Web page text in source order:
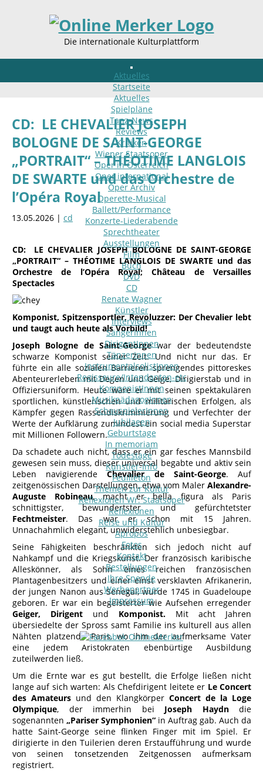
Die internationale Kulturplattform
Aktuelles
Startseite
Aktuelles
Spielpläne
Tanz-News
Reviews
Kritiken
Wiener Staatsoper
Oper in Österreich
Oper international
Oper Archiv
Operette-Musical
Ballett/Performance
Konzerte-Liederabende
Sprechtheater
Ausstellungen
Film
Buch
DVD
CD
Renate Wagner
Künstler
Interviews
SängerInnen
DirigentInnen
TänzerInnen
InstrumentalsolistInnen
Regisseure/Intendanten-etc
KomponistInnen
MusikpädagogInnen
SchauspielerInnen
Jubilaeen
Geburtstage
In memoriam
Todestage
Künstler-Info
Feuilleton
Themen zur Kultur
Reflexionen Wr. Staatsoper
Reflexionen
Reise und Kultur
Apropos
Fotos
Kontakt
Bestellungen
Ihre Spende
Werbepartner
Impressum
CD: LE CHEVALIER JOSEPH
BOLOGNE DE SAINT-GEORGE
„PORTRAIT“ – THÉOTIME LANGLOIS
DE SWARTE und das Orchestre de
l’Opéra Royal
13.05.2026 | cd
CD: LE CHEVALIER JOSEPH BOLOGNE DE SAINT-GEORGE
„PORTRAIT“ – THÉOTIME LANGLOIS DE SWARTE und das
Orchestre de l’Opéra Royal; Château de Versailles
Spectacles
Komponist, Spitzensportler, Revoluzzer: Der Chevalier lebt
und taugt auch heute als Vorbild!
Joseph Bologne de Saint-Georgewar der bedeutendste
schwarze Komponist seiner Zeit. Und nicht nur das. Er
führte ein alle sozialen Barrieren sprengendes pittoreskes
Abenteurerleben mit Degen und Geige, Dirigierstab und in
Offiziersuniform. Heute wäre er mit seinen spektakulären
sportlichen, künstlerischen und militärischen Erfolgen, als
Kämpfer gegen Rassendiskriminierung und Verfechter der
Werte der Aufklärung zumindest ein social media Superstar
mit Millionen Followern.
Da schadete auch nicht, dass er ein gar fesches Mannsbild
gewesen sein muss, dieser universal begabte und aktiv sein
Leben navigierendeChevalier de Saint-George. Auf
zeitgenössischen Darstellungen, etwa vom Maler Alexandre-
Auguste Robineau, macht er bella figura als Paris
schnittigster, bewundertster und gefürchtetster
Fechtmeister. Das war er schon mit 15 Jahren.
Unnachahmlich elegant, unwiderstehlich unbesiegbar.
Seine Fähigkeiten beschränkten sich jedoch nicht auf
Nahkampf und die Kriegskunst. Der französisch karibische
Alleskönner, als Sohn eines reichen französischen
Plantagenbesitzers und einer einst versklavten Afrikanerin,
der jungen Nanon aus Senegal, wurde 1745 in Guadeloupe
geboren. Er war ein begeisterter wie Aufsehen erregender
Geiger, Dirigent und Komponist. Mit acht Jahren
übersiedelte der Spross samt Familie ins kulturell aus allen
Nähten platzende Paris, wo ihm der aufmerksame Vater
eine jedem Aristokraten ebenbürtige Ausbildung
zuteilwerden ließ.
Um die Ernte war es gut bestellt, die Erfolge ließen nicht
lange auf sich warten: Als Chefdirigent leitete er Le Concert
des Amateurs und den Klangkörper Concert de la Loge
Olympique, der immerhin bei Joseph Haydndie
sogenannten „Pariser Symphonien“ in Auftrag gab. Auch da
hatte Saint-George seine flinken Finger mit im Spiel. Er
dirigierte in den Tuilerien deren Erstaufführung und wurde
von seinen tonsetzenden Zeitgenossen aufmerksam
registriert.